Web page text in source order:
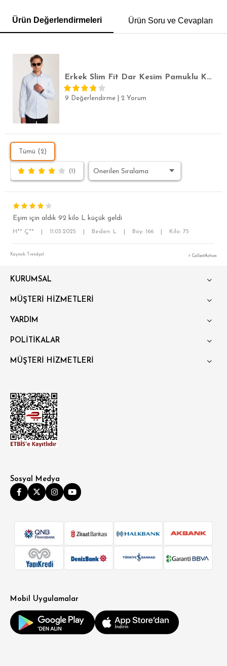
POLO YAKA T-SHIRT KEMER BOXER
Ürün Değerlendirmeleri Ürün Soru ve Cevapları
Erkek Slim Fit Dar Kesim Pamuklu Kolay Ütülenebilir Mavi Düğmeli Yaka Gömlek
9 Değerlendirme 2 Yorum
Tümü (2)
(1)
Eşim için aldık 92 kilo L küçük geldi
H** Ç** 11.03.2025 Beden: L Boy: 166 Kilo: 75
Kaynak: Trendyol ⚡ CollectAction
KURUMSAL
MÜŞTERİ HİZMETLERİ
YARDIM
POLİTİKALAR
MÜŞTERİ HİZMETLERİ
Sosyal Medya
Mobil Uygulamalar